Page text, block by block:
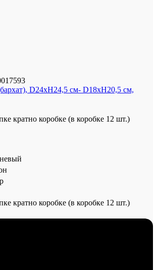
D24xH24,5 см- D18xH20,5 см,
кратно коробке (в коробке 12 шт.)
кратно коробке (в коробке 12 шт.)